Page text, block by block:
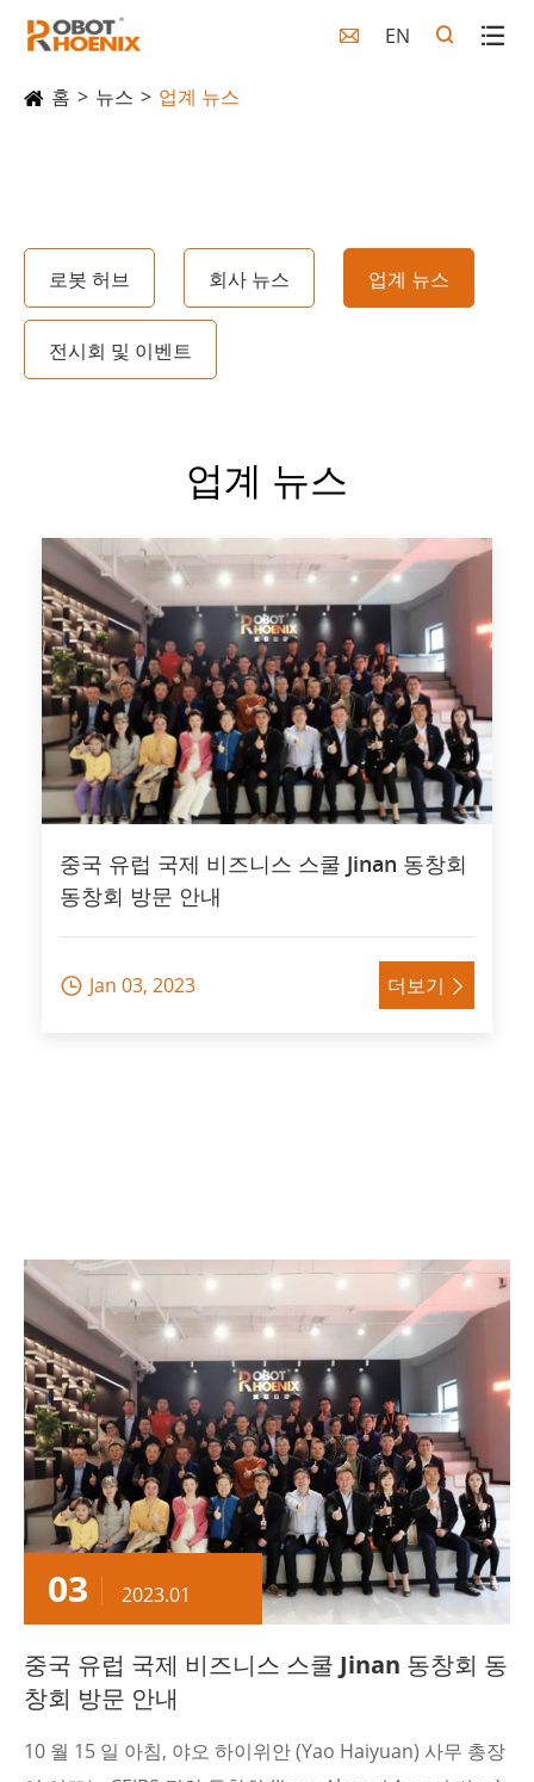
 EN
홈 뉴스 업계 뉴스
로봇 허브 회사 뉴스 업계 뉴스
전시회 및 이벤트
업계 뉴스
중국 유럽 국제 비즈니스 스쿨 Jinan 동창회
동창회 방문 안내
 Jan 03, 2023 더보기 
03 2023.01
중국 유럽 국제 비즈니스 스쿨 Jinan 동창회 동
창회 방문 안내
10 월 15 일 아침, 야오 하이위안 (Yao Haiyuan) 사무 총장